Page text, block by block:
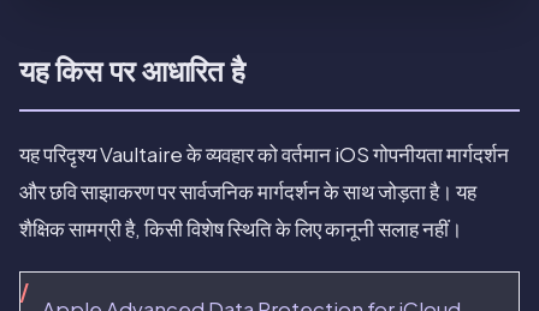
यह किस पर आधारित है
यह परिदृश्य Vaultaire के व्यवहार को वर्तमान iOS गोपनीयता मार्गदर्शन
और छवि साझाकरण पर सार्वजनिक मार्गदर्शन के साथ जोड़ता है। यह
शैक्षिक सामग्री है, किसी विशेष स्थिति के लिए कानूनी सलाह नहीं।